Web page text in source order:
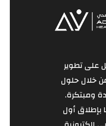
نعمل على تطوير
خلال حلول
ومبتكرة.
بإطلاق أول